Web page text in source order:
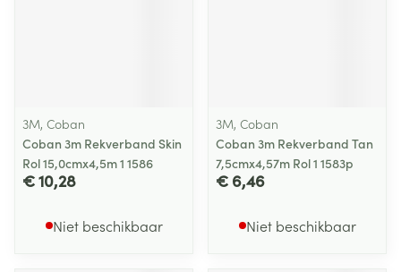
3M, Coban
Coban 3m Rekverband Skin
Rol 15,0cmx4,5m 1 1586
€ 10,28
Niet beschikbaar
3M, Coban
Coban 3m Rekverband Tan
7,5cmx4,57m Rol 1 1583p
€ 6,46
Niet beschikbaar